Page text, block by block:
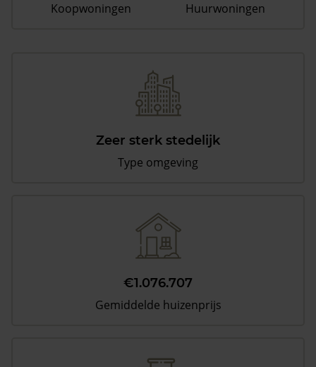
Koopwoningen
Huurwoningen
Zeer sterk stedelijk
Type omgeving
€1.076.707
Gemiddelde huizenprijs